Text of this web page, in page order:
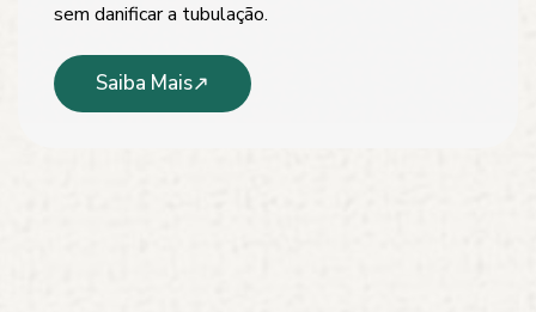
sem danificar a tubulação.
Saiba Mais